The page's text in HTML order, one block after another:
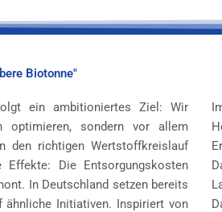
Biotonne"
ein ambitioniertes Ziel: Wir
optimieren, sondern vor allem
den richtigen Wertstoffkreislauf
Die Entsorgungskosten
In Deutschland setzen bereits
Initiativen. Inspiriert von